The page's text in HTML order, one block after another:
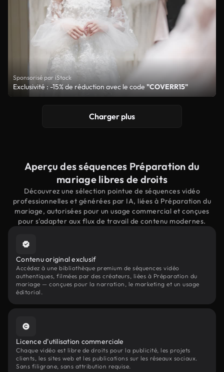
Sponsorisé par iStock
Exclusivité : -15% de réduction avec le code"COVERR15"
Charger plus
Aperçu des séquences Préparation du
mariage libres de droits
Découvrez une sélection pointue de séquences vidéo
professionnelles et générées par IA, liées à Préparation du
mariage, autorisées pour un usage commercial et conçues
pour s'adapter aux flux de travail de contenu modernes.
Contenu original exclusif
Accédez à une bibliothèque premium de séquences vidéo
authentiques, filmées par des créateurs, liées à Préparation du
mariage — conçues pour la narration, le marketing et un usage
éditorial.
Licence d'utilisation commerciale
Chaque vidéo est libre de droits pour la publicité, les projets
clients, les sites web et les publications sur les réseaux sociaux.
Sans filigrane, sans attribution requise.